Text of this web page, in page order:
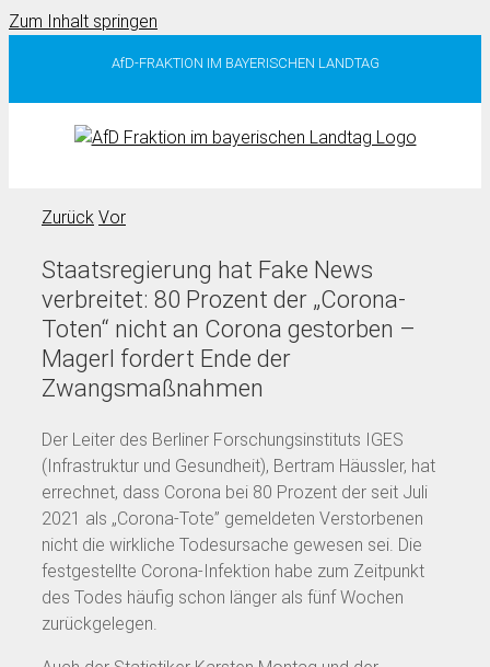
Zum Inhalt springen
AfD-FRAKTION IM BAYERISCHEN LANDTAG
Zurück Vor
Staatsregierung hat Fake News
verbreitet: 80 Prozent der „Corona-
Toten“ nicht an Corona gestorben –
Magerl fordert Ende der
Zwangsmaßnahmen
Der Leiter des Berliner Forschungsinstituts IGES
(Infrastruktur und Gesundheit), Bertram Häussler, hat
errechnet, dass Corona bei 80 Prozent der seit Juli
2021 als „Corona-Tote” gemeldeten Verstorbenen
nicht die wirkliche Todesursache gewesen sei. Die
festgestellte Corona-Infektion habe zum Zeitpunkt
des Todes häufig schon länger als fünf Wochen
zurückgelegen.